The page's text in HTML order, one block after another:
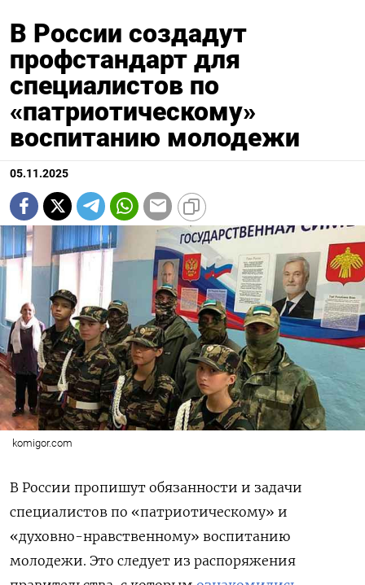
В России создадут
профстандарт для
специалистов по
«патриотическому»
воспитанию молодежи
05.11.2025
komigor.com
В России пропишут обязанности и задачи
специалистов по «патриотическому» и
«духовно-нравственному» воспитанию
молодежи. Это следует из распоряжения